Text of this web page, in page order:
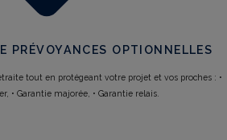
PRÉVOYANCES OPTIONNELLES
tout en protégeant votre projet et vos proches : •
• Garantie majorée, • Garantie relais.